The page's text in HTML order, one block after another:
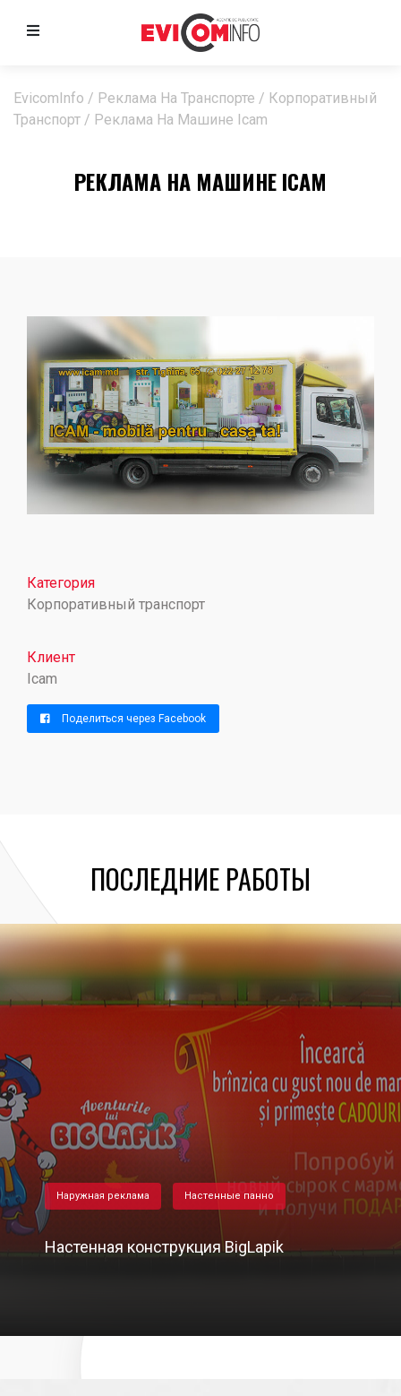
EvicomInfo / Реклама На Транспорте / Корпоративный
Транспорт / Реклама На Машине Icam
РЕКЛАМА НА МАШИНЕ ICAM
Категория
Корпоративный транспорт
Клиент
Icam
Поделиться через Facebook
ПОСЛЕДНИЕ РАБОТЫ
Наружная реклама Настенные панно
Настенная конструкция BigLapik